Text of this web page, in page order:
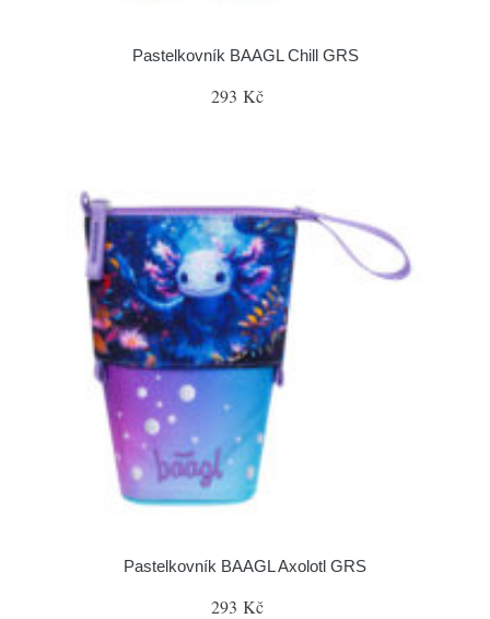
Pastelkovník BAAGL Chill GRS
293 Kč
Pastelkovník BAAGL Axolotl GRS
293 Kč